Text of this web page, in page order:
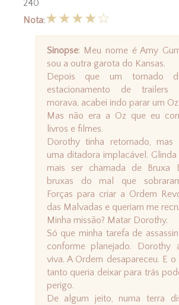
240
Nota:★★★★☆
Sinopse: Meu nome é Amy
sou a outra garota do Kansas.
Depois que um tornado
estacionamento de
morava, acabei indo parar um Oz.
Mas não era a Oz que eu
livros e filmes.
Dorothy tinha retornado, mas
uma ditadora implacável.
mais ser chamada de Bruxa
bruxas do mal que
Forças para criar a Ordem
das Malvadas e queriam me
Minha missão? Matar Dorothy.
Só que minha tarefa de
conforme planejado. Dorothy
viva. A Ordem desapareceu. E
tanto queria deixar para trás
perigo.
De algum jeito, numa terra